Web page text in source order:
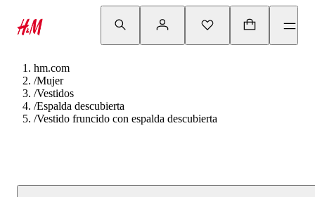
hm.com
/Mujer
/Vestidos
/Espalda descubierta
/Vestido fruncido con espalda descubierta